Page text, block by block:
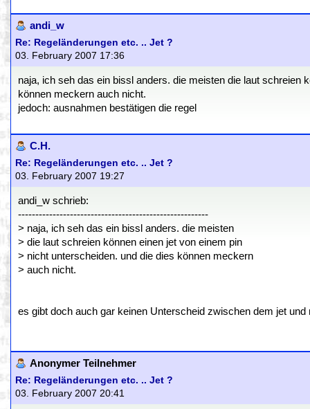
andi_w
Re: Regeländerungen etc. .. Jet ?
03. February 2007 17:36
naja, ich seh das ein bissl anders. die meisten die laut schreien
können meckern auch nicht.
jedoch: ausnahmen bestätigen die regel
C.H.
Re: Regeländerungen etc. .. Jet ?
03. February 2007 19:27
andi_w schrieb:
-------------------------------------------------------
> naja, ich seh das ein bissl anders. die meisten
> die laut schreien können einen jet von einem pin
> nicht unterscheiden. und die dies können meckern
> auch nicht.
es gibt doch auch gar keinen Unterscheid zwischen dem jet und
Anonymer Teilnehmer
Re: Regeländerungen etc. .. Jet ?
03. February 2007 20:41